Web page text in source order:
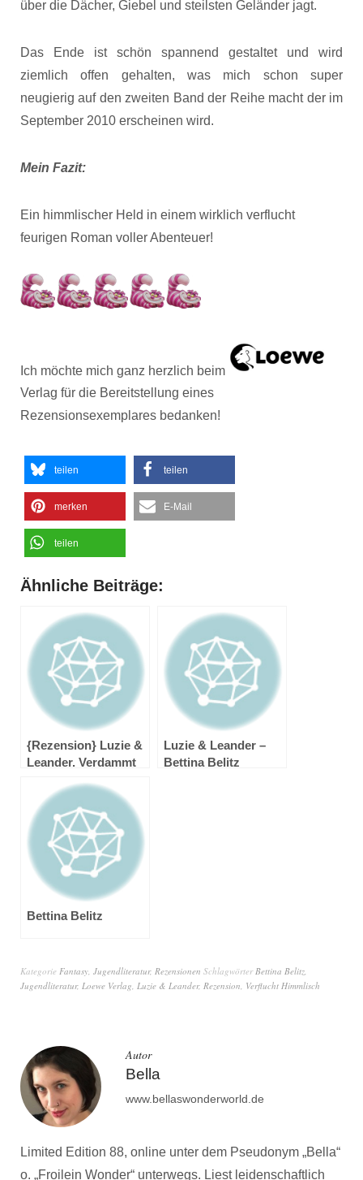
über die Dächer, Giebel und steilsten Geländer jagt.
Das Ende ist schön spannend gestaltet und wird
ziemlich offen gehalten, was mich schon super
neugierig auf den zweiten Band der Reihe macht der im
September 2010 erscheinen wird.
Mein Fazit:
Ein himmlischer Held in einem wirklich verflucht
feurigen Roman voller Abenteuer!
Ich möchte mich ganz herzlich beim
Verlag für die Bereitstellung eines
Rezensionsexemplares bedanken!
teilen teilen
merken E-Mail
teilen
Ähnliche Beiträge:
{Rezension} Luzie &
Leander. Verdammt
Belitz
Luzie & Leander –
Bettina Belitz
Bettina Belitz
Kategorie Fantasy, Jugendliteratur, Rezensionen SchlagwörterBettina Belitz,
Jugendliteratur, Loewe Verlag, Luzie & Leander, Rezension, Verflucht Himmlisch
Autor
Bella
www.bellaswonderworld.de
Limited Edition 88, online unter dem Pseudonym „Bella“
o. „Froilein Wonder“ unterwegs. Liest leidenschaftlich